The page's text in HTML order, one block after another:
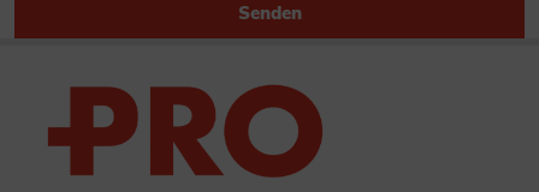
Senden